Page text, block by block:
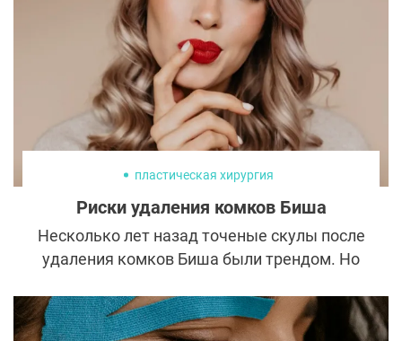
пластическая хирургия
Риски удаления комков Биша
Несколько лет назад точеные скулы после
удаления комков Биша были трендом. Но
могут быть последствия. Разбираемся, в
каких случаях удаление комков Биша